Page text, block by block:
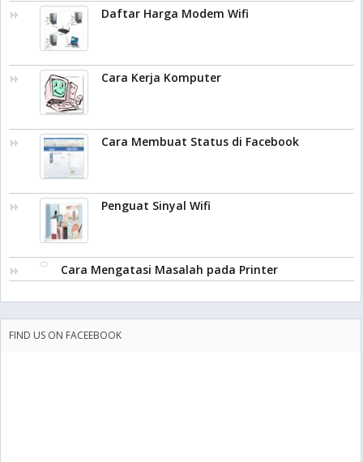
Daftar Harga Modem Wifi
Cara Kerja Komputer
Cara Membuat Status di Facebook
Penguat Sinyal Wifi
Cara Mengatasi Masalah pada Printer
FIND US ON FACEEBOOK